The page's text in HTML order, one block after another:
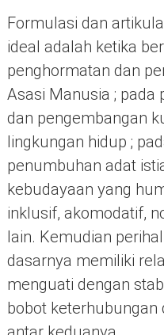
Formulasi dan
ideal adalah ketika
penghormatan dan
Asasi Manusia ; pada
dan pengembangan
lingkungan hidup ;
penumbuhan adat
kebudayaan yang
inklusif, akomodatif,
lain. Kemudian
dasarnya memiliki
menguati dengan
bobot keterhubungan